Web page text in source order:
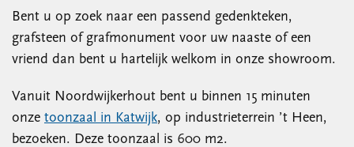
Bent u op zoek naar een passend gedenkteken,
grafsteen of grafmonument voor uw naaste of een
vriend dan bent u hartelijk welkom in onze showroom.
Vanuit Noordwijkerhout bent u binnen 15 minuten
onze toonzaal in Katwijk, op industrieterrein ’t Heen,
bezoeken. Deze toonzaal is 600 m2.